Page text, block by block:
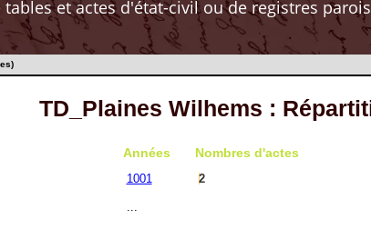
et actes d'état-civil ou de registres
TD_Plaines Wilhems :
Années Nombres d'actes
1001 2